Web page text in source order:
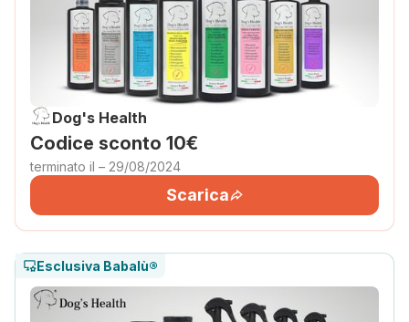
Dog's Health
Codice sconto 10€
terminato il – 29/08/2024
Scarica
Esclusiva Babalù®